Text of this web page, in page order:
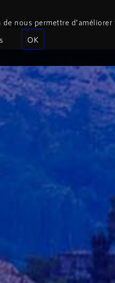
Événements
nous permettre
OK